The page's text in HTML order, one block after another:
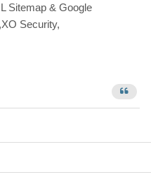
Sitemap & Google
Security,